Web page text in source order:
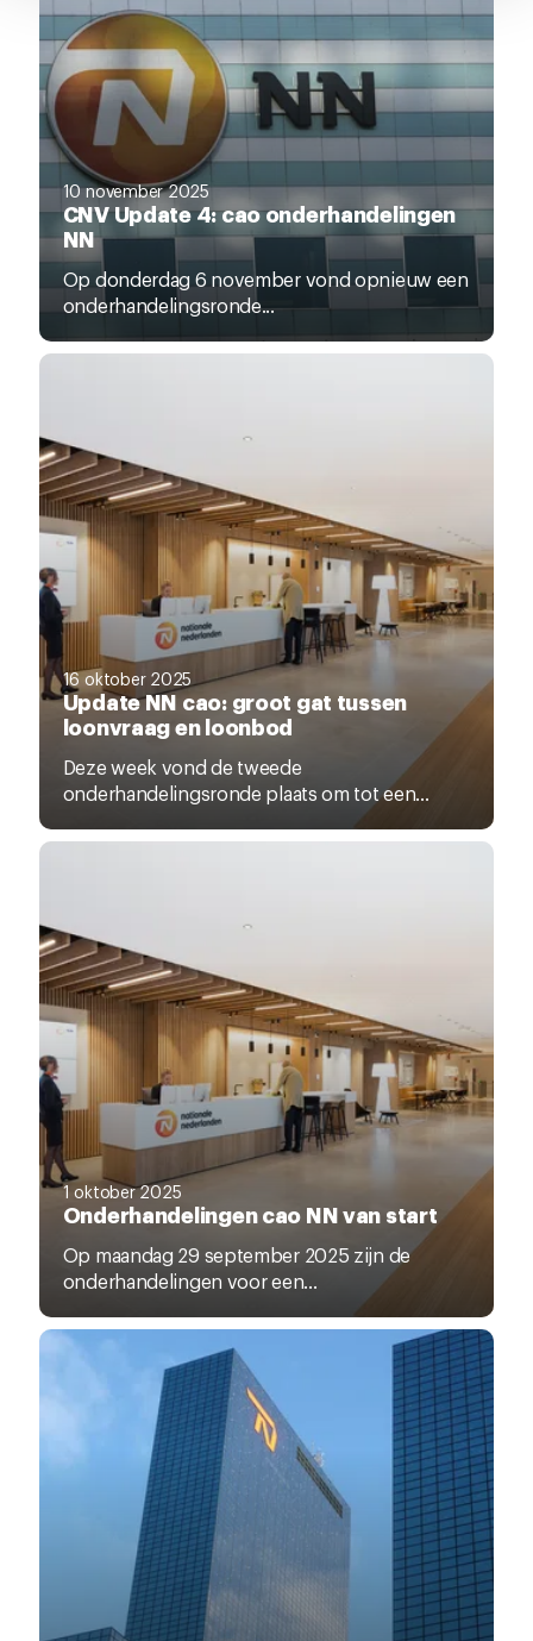
10 november 2025
CNV Update 4: cao onderhandelingen
NN
Op donderdag 6 november vond opnieuw een
onderhandelingsronde...
16 oktober 2025
Update NN cao: groot gat tussen
loonvraag en loonbod
Deze week vond de tweede
onderhandelingsronde plaats om tot een...
1 oktober 2025
Onderhandelingen cao NN van start
Op maandag 29 september 2025 zijn de
onderhandelingen voor een...